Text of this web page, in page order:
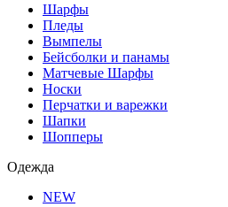
Шарфы
Пледы
Вымпелы
Бейсболки и панамы
Матчевые Шарфы
Носки
Перчатки и варежки
Шапки
Шопперы
Одежда
NEW